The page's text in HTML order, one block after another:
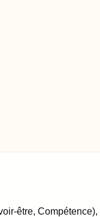
être, Compétence),